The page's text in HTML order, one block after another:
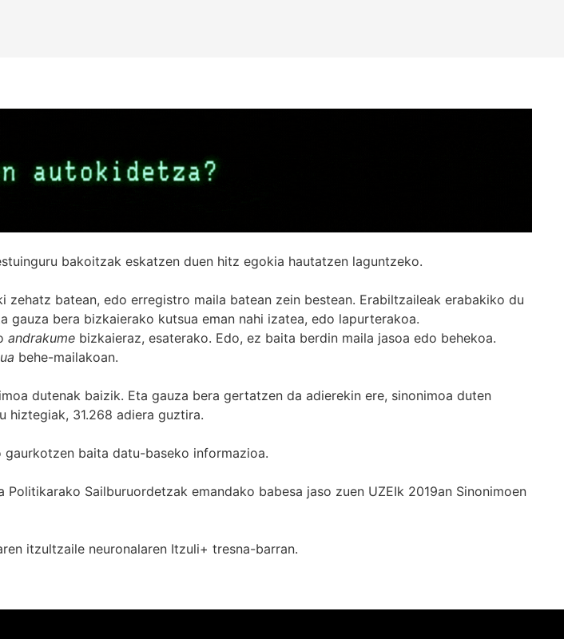
bakoitzak eskatzen duen hitz egokia hautatzen laguntzeko.
batean, edo erregistro maila batean zein bestean. Erabiltzaileak erabakiko du
bera bizkaierako kutsua eman nahi izatea, edo lapurterakoa.
andrakume bizkaieraz, esaterako. Edo, ez baita berdin maila jasoa edo behekoa.
behe-mailakoan.
dutenak baizik. Eta gauza bera gertatzen da adierekin ere, sinonimoa duten
hiztegiak, 31.268 adiera guztira.
baita datu-baseko informazioa.
Sailburuordetzak emandako babesa jaso zuen UZEIk 2019an Sinonimoen
itzultzaile neuronalaren Itzuli+ tresna-barran.